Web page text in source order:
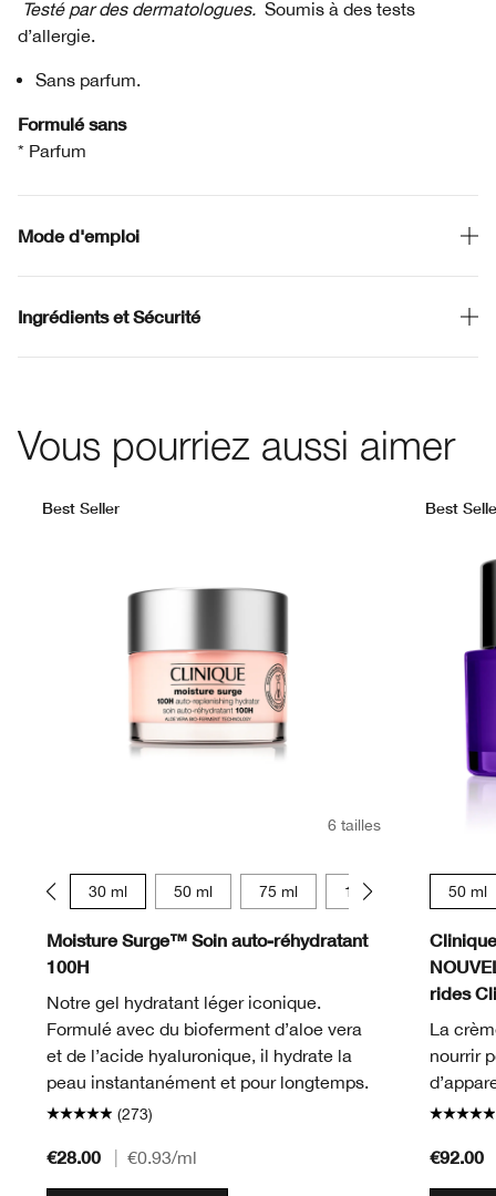
Testé par des dermatologues. Soumis à des tests
d’allergie.
Sans parfum.
Formulé sans
* Parfum
Mode d'emploi
Ingrédients et Sécurité
Vous pourriez aussi aimer
Best Seller
6 tailles
30 ml 50 ml 75 ml 125 ml 15 ml
Moisture Surge™ Soin auto-réhydratant
100H
Notre gel hydratant léger iconique.
Formulé avec du bioferment d’aloe vera
et de l’acide hyaluronique, il hydrate la
peau instantanément et pour longtemps.
(273)
€28.00 €0.93/ml
Best
50 ml
rides
La
nourrir
€92.00